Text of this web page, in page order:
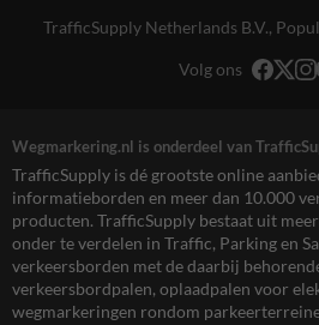
TrafficSupply Netherlands B.V.,
Volg ons
Wegmarkering.nl is onderdeel van
TrafficSupply is dé grootste online
informatieborden en meer dan 10.000
producten. TrafficSupply bestaat uit
onder te verdelen in Traffic, Parking en
verkeersborden met de daarbij
verkeersbordpalen, oplaadpalen voor
wegmarkeringen rondom